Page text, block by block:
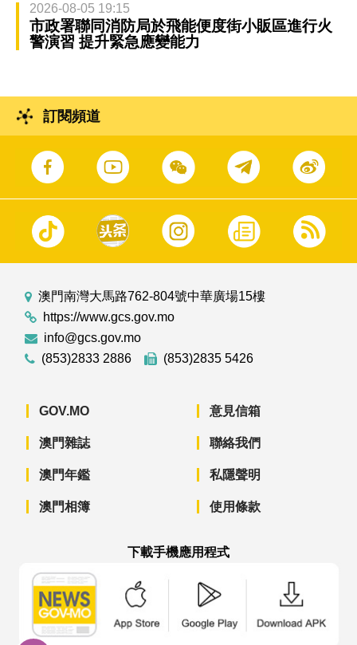
2026-08-05 19:15
市政署聯同消防局於飛能便度街小販區進行火
警演習 提升緊急應變能力
訂閱頻道
澳門南灣大馬路762-804號中華廣場15樓
https://www.gcs.gov.mo
info@gcs.gov.mo
(853)2833 2886
(853)2835 5426
GOV.MO
澳門雜誌
澳門年鑑
澳門相簿
意見信箱
聯絡我們
私隱聲明
使用條款
下載手機應用程式